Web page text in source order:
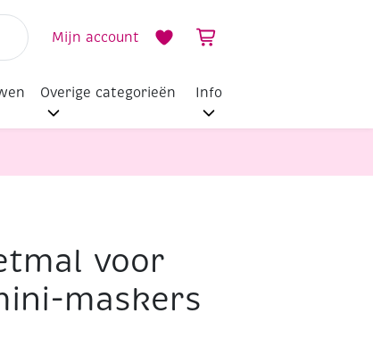
Mijn account
Overige categorieën Info
voor
maskers